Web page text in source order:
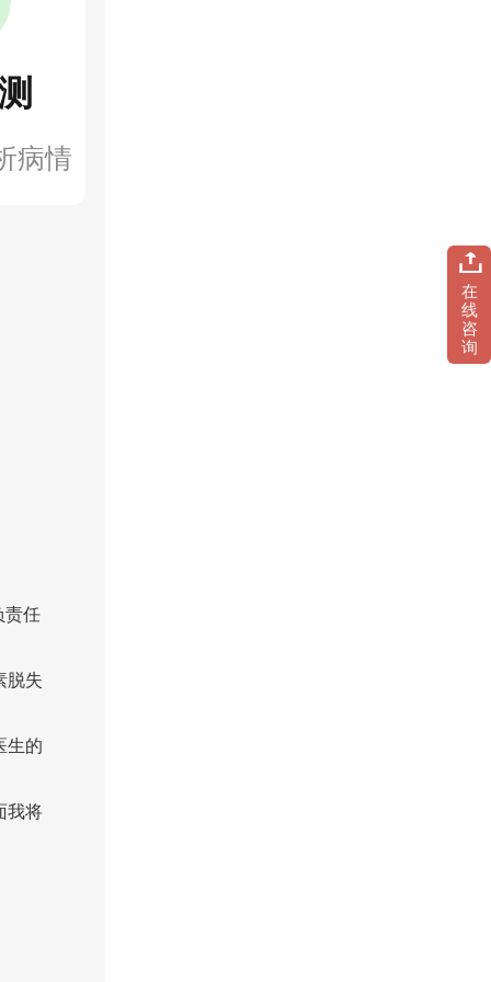
病情
责任
脱失
生的
我将
在
线
咨
询